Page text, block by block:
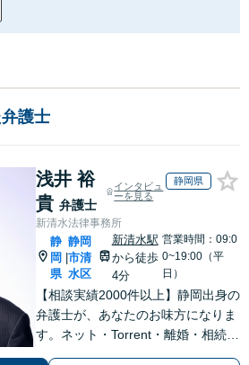
護士
浅井 裕
貴 弁護士
インタビュ
ーを見る
静岡県
新清水法律事務所
静
岡
県
静岡
市清
水区
新清水駅
から徒歩
4分
営業時間：09:0
0~19:00（平
日）
【相談実績2000件以上】静岡出身の
弁護士が、あなたのお味方になりま
す。ネット・Torrent・離婚・相続・